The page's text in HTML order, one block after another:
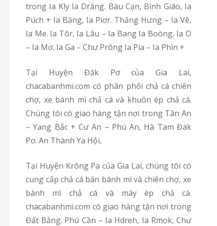
trong Ia Kly Ia Drăng. Bàu Cạn, Bình Giáo, Ia
Púch + Ia Băng, Ia Piơr. Thăng Hưng – Ia Vê,
Ia Me. Ia Tôr, Ia Lâu – Ia Bang Ia Boòng, Ia O
– Ia Mơ. Ia Ga – Chư Prông Ia Pia – Ia Phìn +
Tại Huyện Đăk Pơ của Gia Lai,
chacabanhmi.com có phân phối chả cá chiên
chợ, xe bánh mì chả cá và khuôn ép chả cá.
Chúng tôi có giao hàng tận nơi trong Tân An
– Yang Bắc + Cư An – Phú An, Hà Tam Đak
Pơ. An Thành Ya Hội,
Tại Huyện Krông Pa của Gia Lai, chúng tôi có
cung cấp chả cá bán bánh mì và chiên chợ, xe
bánh mì chả cá và máy ép chả cá.
chacabanhmi.com có giao hàng tận nơi trong
Đất Bằng. Phú Cần – Ia Hdreh, Ia Rmok, Chư